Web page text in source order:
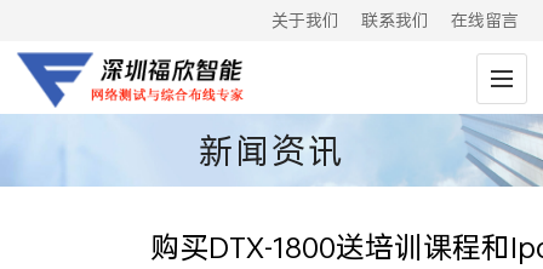
关于我们 联系我们 在线留言
新闻资讯
购买DTX-1800送培训课程和